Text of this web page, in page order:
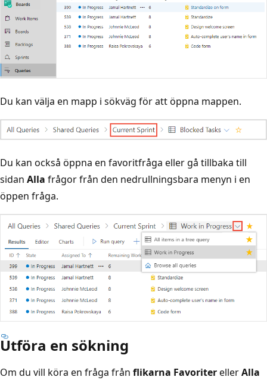
Du kan välja en mapp i sökväg för att öppna mappen.
Du kan också öppna en favoritfråga eller gå tillbaka till
sidan Alla frågor från den nedrullningsbara menyn i en
öppen fråga.
Utföra en sökning
Om du vill köra en fråga från flikarna FavoriterellerAlla